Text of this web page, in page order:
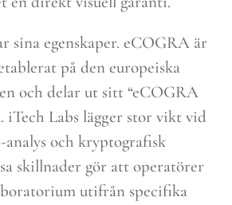
sina egenskaper. eCOGRA är
på den europeiska
och delar ut sitt “eCOGRA
iTech Labs lägger stor vikt vid
och kryptografisk
skillnader gör att operatörer
utifrån specifika